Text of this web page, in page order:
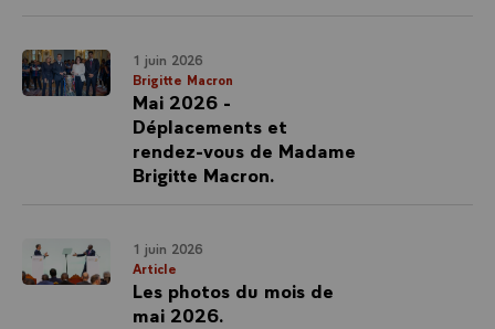
1 juin 2026
Brigitte Macron
Mai 2026 -
Déplacements et
rendez-vous de Madame
Brigitte Macron.
1 juin 2026
Article
Les photos du mois de
mai 2026.